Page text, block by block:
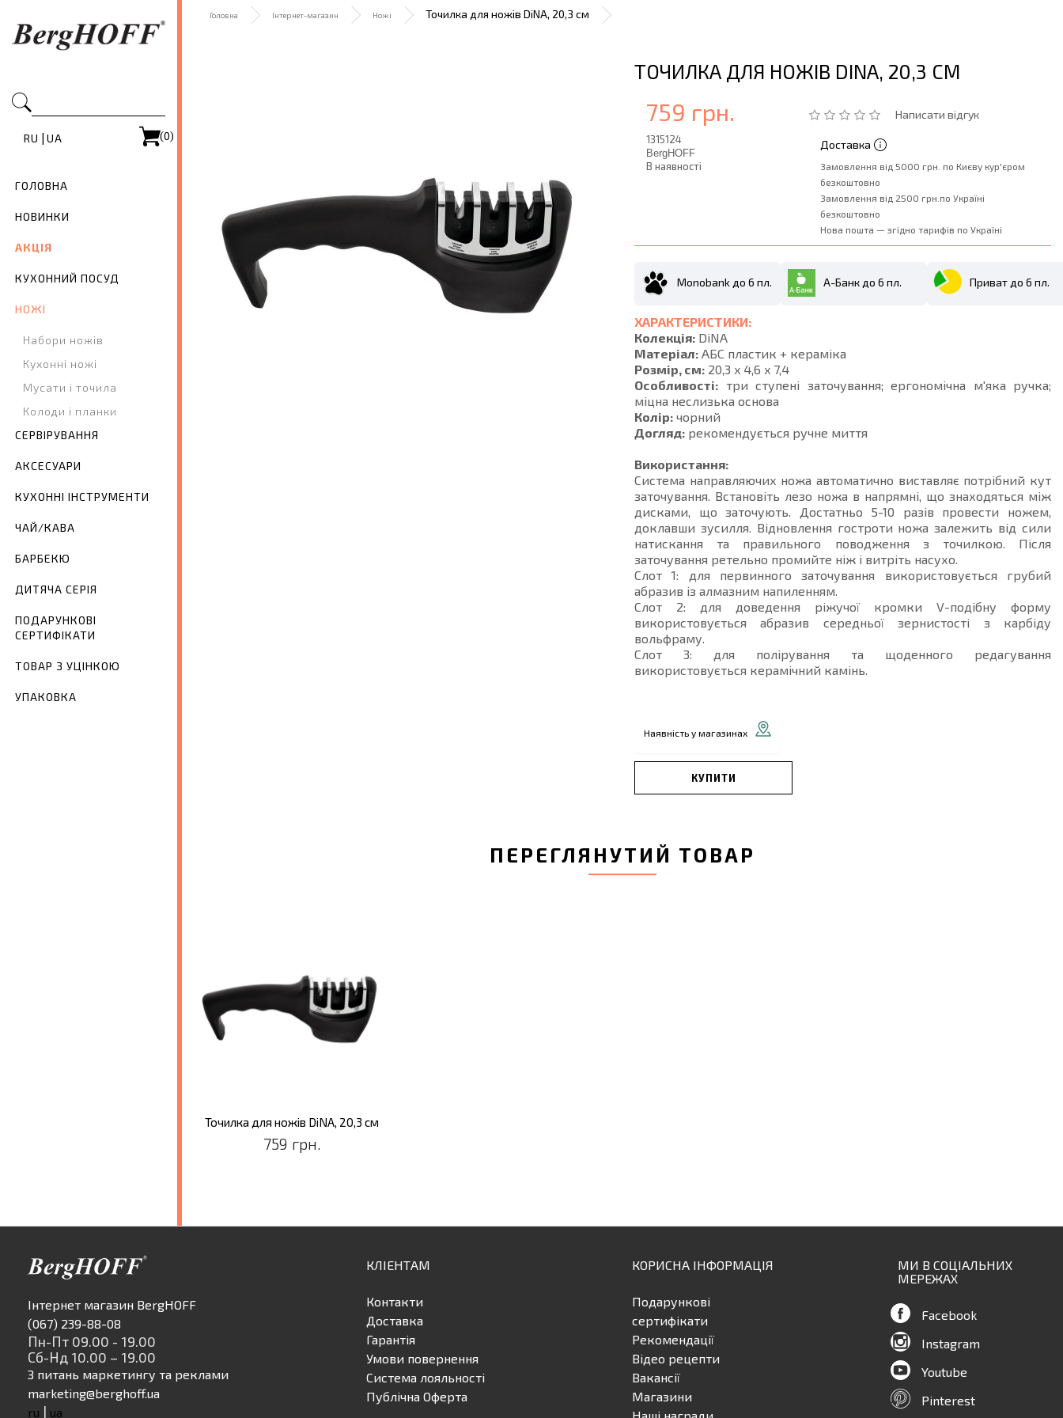
RU | UA (0)
ГОЛОВНА
НОВИНКИ
АКЦІЯ
КУХОННИЙ ПОСУД
НОЖІ
Набори ножів
Кухонні ножі
Мусати і точила
Колоди і планки
СЕРВІРУВАННЯ
АКСЕСУАРИ
КУХОННІ ІНСТРУМЕНТИ
ЧАЙ/КАВА
БАРБЕКЮ
ДИТЯЧА СЕРІЯ
ПОДАРУНКОВІ
СЕРТИФІКАТИ
ТОВАР З УЦІНКОЮ
УПАКОВКА
Головна Інтернет-магазин Ножі Точилка для ножiв DiNA, 20,3 см
ТОЧИЛКА ДЛЯ НОЖIВ DINA, 20,3 СМ
Написати відгук
759 грн.
1315124
BergHOFF
В наявності
Доставка
Замовлення від 5000 грн. по Києву кур'єром
безкоштовно
Замовлення від 2500 грн.по Україні
безкоштовно
Нова пошта — згідно тарифів по Україні
Monobank до 6 пл. А-Банк до 6 пл. Приват до 6 пл.
ХАРАКТЕРИСТИКИ:
Колекція: DiNA
Матеріал: АБС пластик + кераміка
Розмір, см: 20,3 x 4,6 x 7,4
Особливості: три ступені заточування; ергономічна м'яка ручка;
міцна неслизька основа
Колір: чорний
Догляд: рекомендується ручне миття
Використання:
Система направляючих ножа автоматично виставляє потрібний кут
заточування. Встановіть лезо ножа в напрямні, що знаходяться між
дисками, що заточують. Достатньо 5-10 разів провести ножем,
доклавши зусилля. Відновлення гостроти ножа залежить від сили
натискання та правильного поводження з точилкою. Після
заточування ретельно промийте ніж і витріть насухо.
Слот 1: для первинного заточування використовується грубий
абразив із алмазним напиленням.
Слот 2: для доведення ріжучої кромки V-подібну форму
використовується абразив середньої зернистості з карбіду
вольфраму.
Слот 3: для полірування та щоденного редагування
використовується керамічний камінь.
Наявність у магазинах
КУПИТИ
ПЕРЕГЛЯНУТИЙ ТОВАР
Точилка для ножiв DiNA, 20,3 см
759 грн.
Інтернет магазин BergHOFF
(067) 239-88-08
Пн-Пт 09.00 - 19.00
Сб-Нд 10.00 – 19.00
З питань маркетингу та реклами
marketing@berghoff.ua
ru | ua
КЛІЕНТАМ
Контакти
Доставка
Гарантія
Умови повернення
Система лояльності
Публічна Оферта
КОРИСНА ІНФОРМАЦІЯ
Подарункові
сертифікати
Рекомендації
Відео рецепти
Вакансії
Магазини
МИ В СОЦІАЛЬНИХ
МЕРЕЖАХ
Facebook
Instagram
Youtube
Pinterest